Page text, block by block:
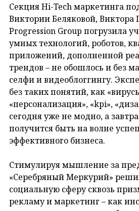
Секция Hi-Tech маркетинга
Виктории Беляковой, Виктора
Progression Group погрузила
умных технологий, роботов,
приложений, дополненной
трендов – не обошлось и без
селфи и видеоблоггингу.
без таких понятий, как
«персонализация», «kpi»,
сегодня уже не модно, а
получится быть на волне
эффективного бизнеса.
Стимулируя мышление за
«Серебряный Меркурий»
социальную сферу сквозь
рекламу и маркетинг – как